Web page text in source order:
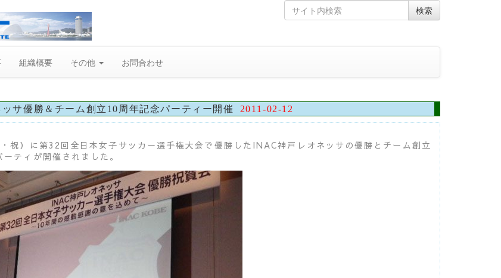
Skip
to
Search
for
検索
組織概要 その他 お問合わせ
サ優勝＆チーム創立10周年記念パーティー開催 2011-02-12
祝）に第32回全日本女子サッカー選手権大会で優勝したINAC神戸レオネッサの優勝とチーム創立
ティが開催されました。